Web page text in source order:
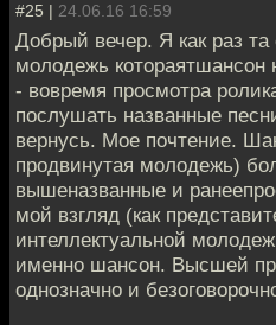
#25 | 24.06.16 16:59
Добрый вечер. Я как раз
молодежь
- вовремя просмотра
послушать названные
вернусь. Мое почтение.
продвинутая молодежь)
вышеназванные и
мой взгляд (как
интеллектуальной
именно шансон. Высшей
однозначно и